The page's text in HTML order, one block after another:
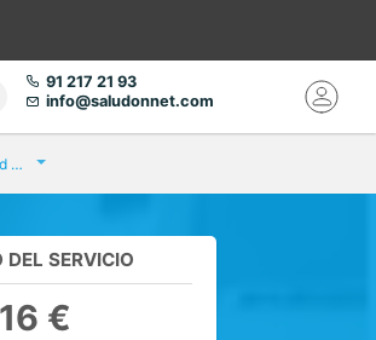
91 217 21 93
info@saludonnet.com
Eurofins Análisis Clínicos Ciudad Real
DEL SERVICIO
16 €